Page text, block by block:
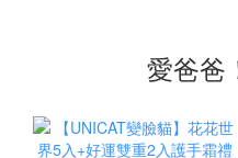
愛爸爸